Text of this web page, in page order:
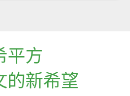
平方
的新希望